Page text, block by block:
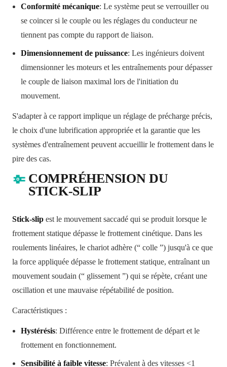
Conformité mécanique: Le système peut se verrouiller ou
se coincer si le couple ou les réglages du conducteur ne
tiennent pas compte du rapport de liaison.
Dimensionnement de puissance: Les ingénieurs doivent
dimensionner les moteurs et les entraînements pour dépasser
le couple de liaison maximal lors de l'initiation du
mouvement.
S'adapter à ce rapport implique un réglage de précharge précis,
le choix d'une lubrification appropriée et la garantie que les
systèmes d'entraînement peuvent accueillir le frottement dans le
pire des cas.
COMPRÉHENSION DU
STICK‑SLIP
Stick‑slip est le mouvement saccadé qui se produit lorsque le
frottement statique dépasse le frottement cinétique. Dans les
roulements linéaires, le chariot adhère (“ colle ”) jusqu'à ce que
la force appliquée dépasse le frottement statique, entraînant un
mouvement soudain (“ glissement ”) qui se répète, créant une
oscillation et une mauvaise répétabilité de position.
Caractéristiques :
Hystérésis: Différence entre le frottement de départ et le
frottement en fonctionnement.
Sensibilité à faible vitesse: Prévalent à des vitesses <1